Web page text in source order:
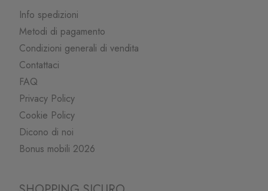
Info spedizioni
Metodi di pagamento
Condizioni generali di vendita
Contattaci
FAQ
Privacy Policy
Cookie Policy
Dicono di noi
Bonus mobili 2026